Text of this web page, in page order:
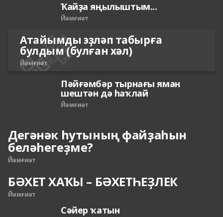
Ҡайҙа яңылыштым...
Йәмғиәт
Атайымды эҙләп табырға
булдым (булған хәл)
Йәмғиәт
Пәйғәмбәр тырнағы яман
шештән дә һаҡлай
Йәмғиәт
Дегәнәк һутының файҙаһын
беләһегеҙме?
Йәмғиәт
БӘХЕТ ХАҠЫ – БӘХЕТҺЕҘЛЕК
Йәмғиәт
Сәйер ҡатын